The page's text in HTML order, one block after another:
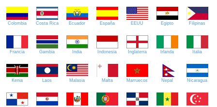
Colombia Costa Rica Ecuador España EEUU Egipto Filipinas
Francia Gambia India Indonesia Inglaterra Irlanda Italia
Kenia Laos Malasia Malta Marruecos Nepal Nicaragua